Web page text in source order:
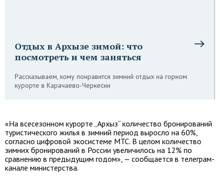
Отдых в Архызе зимой: что
посмотреть и чем заняться
Рассказываем, кому понравится зимний отдых на горном
курорте в Карачаево-Черкесии
«На всесезонном курорте „Архыз“ количество бронирований
туристического жилья в зимний период выросло на 60%,
согласно цифровой экосистеме МТС. В целом количество
зимних бронирований в России увеличилось на 12% по
сравнению в предыдущим годом», — сообщается в телеграм-
канале министерства.